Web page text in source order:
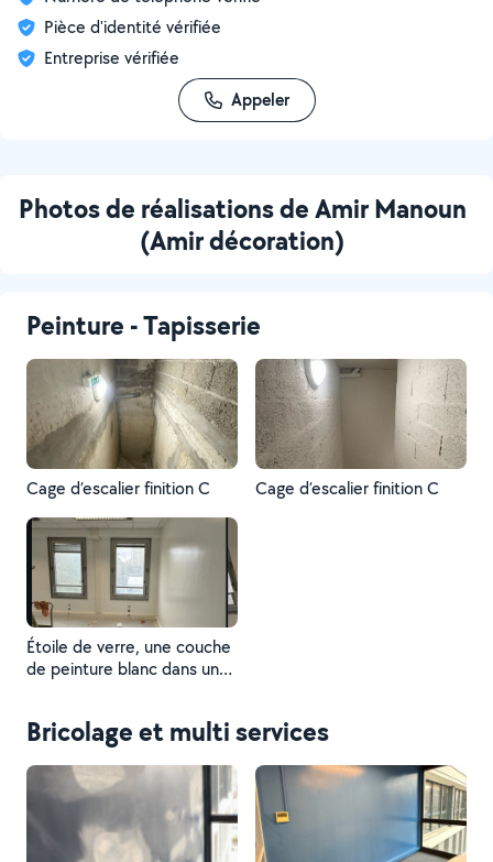
Pièce d'identité vérifiée
Entreprise vérifiée
Appeler
Photos de réalisations de Amir Manoun
(Amir décoration)
Peinture - Tapisserie
Cage d’escalier finition C Cage d’escalier finition C
Étoile de verre, une couche
de peinture blanc dans un
Bricolage et multi services